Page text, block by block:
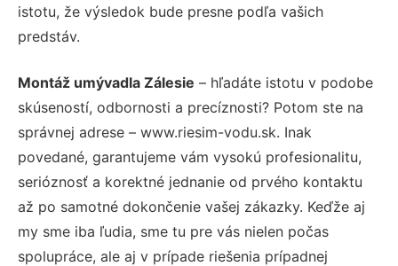
istotu, že výsledok bude presne podľa vašich
predstáv.
Montáž umývadla Zálesie – hľadáte istotu v podobe
skúseností, odbornosti a precíznosti? Potom ste na
správnej adrese – www.riesim-vodu.sk. Inak
povedané, garantujeme vám vysokú profesionalitu,
serióznosť a korektné jednanie od prvého kontaktu
až po samotné dokončenie vašej zákazky. Keďže aj
my sme iba ľudia, sme tu pre vás nielen počas
spolupráce, ale aj v prípade riešenia prípadnej